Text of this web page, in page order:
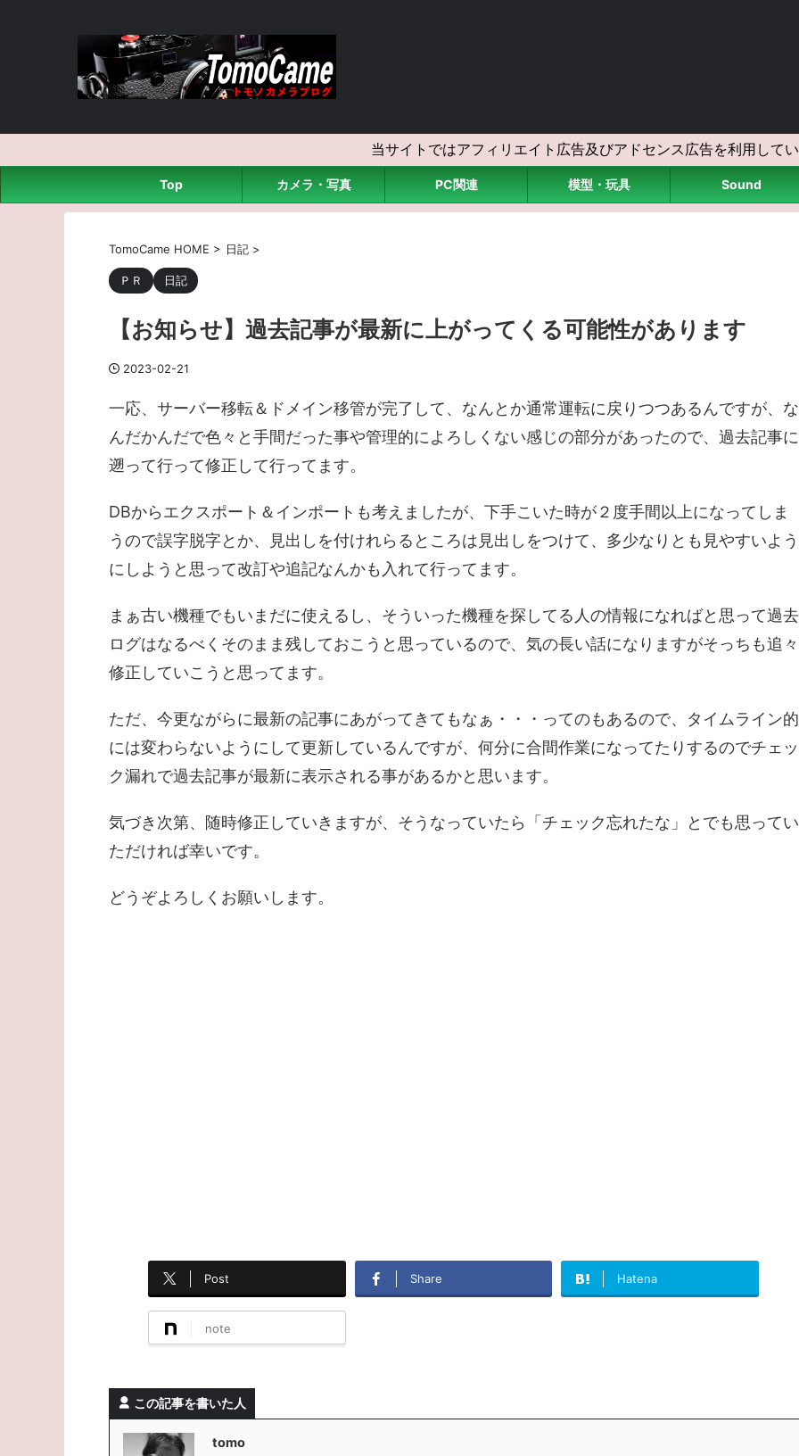
当サイトではアフィリエイト広告及びアドセンス広告を利用して
Top カメラ・写真 PC関連 模型・玩具 Sound
TomoCame HOME > 日記 >
ＰＲ 日記
【お知らせ】過去記事が最新に上がってくる可能性があります
2023-02-21
一応、サーバー移転＆ドメイン移管が完了して、なんとか通常運転に戻りつつあるんですが、な
んだかんだで色々と手間だった事や管理的によろしくない感じの部分があったので、過去記事に
遡って行って修正して行ってます。
DBからエクスポート＆インポートも考えましたが、下手こいた時が２度手間以上になってしま
うので誤字脱字とか、見出しを付けれらるところは見出しをつけて、多少なりとも見やすいよう
にしようと思って改訂や追記なんかも入れて行ってます。
まぁ古い機種でもいまだに使えるし、そういった機種を探してる人の情報になればと思って過去
ログはなるべくそのまま残しておこうと思っているので、気の長い話になりますがそっちも追々
修正していこうと思ってます。
ただ、今更ながらに最新の記事にあがってきてもなぁ・・・ってのもあるので、タイムライン的
には変わらないようにして更新しているんですが、何分に合間作業になってたりするのでチェッ
ク漏れで過去記事が最新に表示される事があるかと思います。
気づき次第、随時修正していきますが、そうなっていたら「チェック忘れたな」とでも思ってい
ただければ幸いです。
どうぞよろしくお願いします。
Post Share Hatena
note
この記事を書いた人
tomo